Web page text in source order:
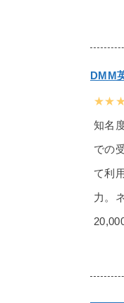
DMM
知名
での
て利
力。